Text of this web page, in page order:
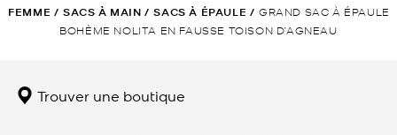
FEMME / SACS À MAIN / SACS À ÉPAULE / GRAND SAC À ÉPAULE
BOHÈME NOLITA EN FAUSSE TOISON D’AGNEAU
Trouver une boutique